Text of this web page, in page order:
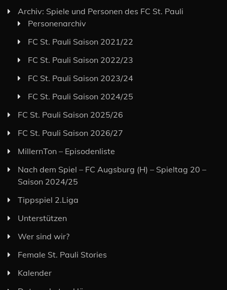
Archiv: Spiele und Personen des FC St. Pauli
Personenarchiv
FC St. Pauli Saison 2021/22
FC St. Pauli Saison 2022/23
FC St. Pauli Saison 2023/24
FC St. Pauli Saison 2024/25
FC St. Pauli Saison 2025/26
FC St. Pauli Saison 2026/27
MillernTon – Episodenliste
Nach dem Spiel – FC Augsburg (H) – Spieltag 20 –
Saison 2024/25
Tippspiel 2.Liga
Unterstützen
Wer sind wir?
Female St. Pauli Stories
Kalender